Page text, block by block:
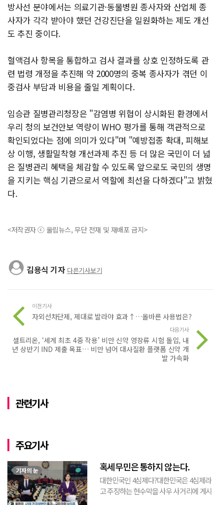
방사선 분야에서는 의료기관·동물병원 종사자와 산업체 종
사자가 각각 받아야 했던 건강진단을 일원화하는 제도 개선
도 추진 중이다.
혈액검사 항목을 통합하고 검사 결과를 상호 인정하도록 관
련 법령 개정을 추진해 약 2000명의 중복 종사자가 겪던 이
중검사 부담과 비용을 줄일 계획이다.
임승관 질병관리청장은 "감염병 위협이 상시화된 환경에서
우리 청의 보건안보 역량이 WHO 평가를 통해 객관적으로
확인되었다는 점에 의미가 있다"며 "예방접종 확대, 피해보
상 이행, 생활밀착형 개선과제 추진 등 더 많은 국민이 더 넓
은 질병관리 혜택을 체감할 수 있도록 앞으로도 국민의 생명
을 지키는 핵심 기관으로서 역할에 최선을 다하겠다"고 밝혔
다.
<저작권자 ⓒ 울림뉴스, 무단 전재 및 재배포 금지>
김용식 기자 다른기사보기
이전기사
자외선차단제, 제대로 발라야 효과↑…올바른 사용법은?
다음기사
셀트리온, ‘세계 최초 4중 작용’ 비만 신약 영장류 시험 돌입, 내
년 상반기 IND 제출 목표… 비만 넘어 대사질환 플랫폼 신약 개
발 가속화
관련기사
주요기사
기자의 눈 혹세무민은 통하지 않는다.
대한민국인 4심제다?대한민국은 4심제라
고 주장하는 현수막을 사우 사거리에 게시